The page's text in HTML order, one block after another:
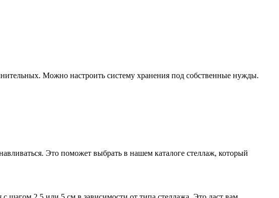
Можно настроить систему хранения под собственные нужды.
Это поможет выбрать в нашем каталоге стеллаж, который